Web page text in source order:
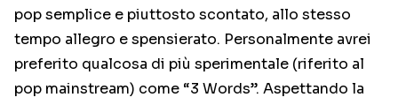
pop semplice e piuttosto scontato, allo stesso
tempo allegro e spensierato. Personalmente avrei
preferito qualcosa di più sperimentale (riferito al
pop mainstream) come “3 Words”. Aspettando la